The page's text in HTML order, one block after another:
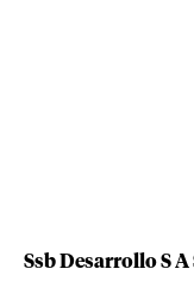
Ssb Desarrollo S A